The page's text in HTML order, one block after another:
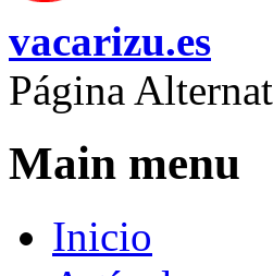
vacarizu.es
Página
Main menu
Inicio